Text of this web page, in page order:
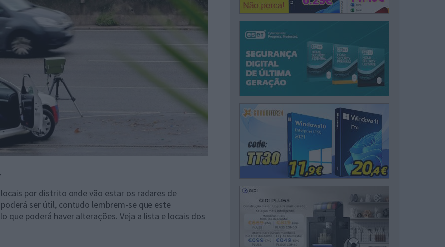
por distrito onde vão estar os radares de
ser útil, contudo lembrem-se que este
que poderá haver alterações. Veja a lista e locais dos